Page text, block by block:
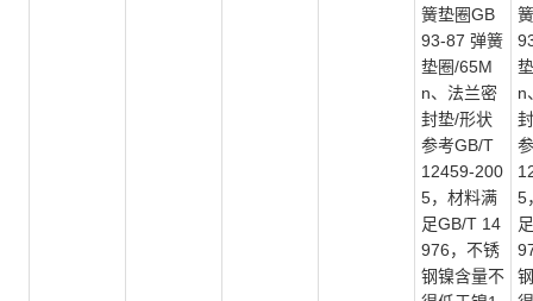
簧垫圈GB
93-87 弹簧
垫圈/65M
n、法兰密
封垫/形状
参考GB/T
12459-200
5，材料满
足GB/T 14
976，不锈
钢镍含量不
n
5